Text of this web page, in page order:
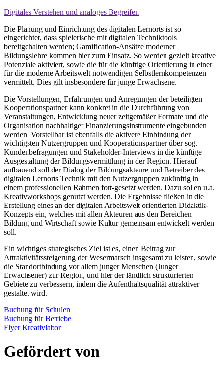
Digitales Verstehen und analoges Begreifen
Die Planung und Einrichtung des digitalen Lernorts ist so
eingerichtet, dass spielerische mit digitalen Techniktools
bereitgehalten werden; Gamification-Ansätze moderner
Bildungslehre kommen hier zum Einsatz. So werden gezielt kreative
Potenziale aktiviert, sowie die für die künftige Orientierung in einer
für die moderne Arbeitswelt notwendigen Selbstlernkompetenzen
vermittelt. Dies gilt insbesondere für junge Erwachsene.
Die Vorstellungen, Erfahrungen und Anregungen der beteiligten
Kooperationspartner kann konkret in die Durchführung von
Veranstaltungen, Entwicklung neuer zeitgemäßer Formate und die
Organisation nachhaltiger Finanzierungsinstrumente eingebunden
werden. Vorstellbar ist ebenfalls die aktivere Einbindung der
wichtigsten Nutzergruppen und Kooperationspartner über sog.
Kundenbefragungen und Stakeholder-Interviews in die künftige
Ausgestaltung der Bildungsvermittlung in der Region. Hierauf
aufbauend soll der Dialog der Bildungsakteure und Betreiber des
digitalen Lernorts Technik mit den Nutzergruppen zukünftig in
einem professionellen Rahmen fort-gesetzt werden. Dazu sollen u.a.
Kreativworkshops genutzt werden. Die Ergebnisse fließen in die
Erstellung eines an der digitalen Arbeitswelt orientierten Didaktik-
Konzepts ein, welches mit allen Akteuren aus den Bereichen
Bildung und Wirtschaft sowie Kultur gemeinsam entwickelt werden
soll.
Ein wichtiges strategisches Ziel ist es, einen Beitrag zur
Attraktivitätssteigerung der Wesermarsch insgesamt zu leisten, sowie
die Standortbindung vor allem junger Menschen (Junger
Erwachsener) zur Region, und hier der ländlich strukturierten
Gebiete zu verbessern, indem die Aufenthaltsqualität attraktiver
gestaltet wird.
Buchung für Schulen
Buchung für Betriebe
Flyer Kreativlabor
Gefördert von